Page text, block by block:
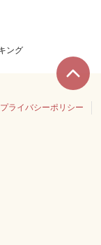
ング
プライバシーポリシー